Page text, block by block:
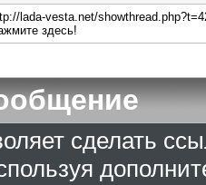
lada-vesta.net/
здесь!
сделать